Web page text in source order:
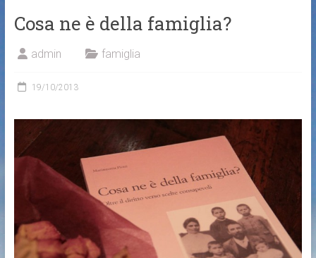
Cosa ne è della famiglia?
admin famiglia
19/10/2013